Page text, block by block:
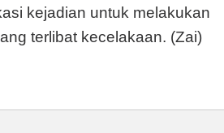
kejadian untuk melakukan
terlibat kecelakaan. (Zai)